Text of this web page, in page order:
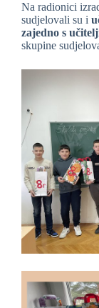
Na radionici
sudjelovali su i
zajedno s
skupine